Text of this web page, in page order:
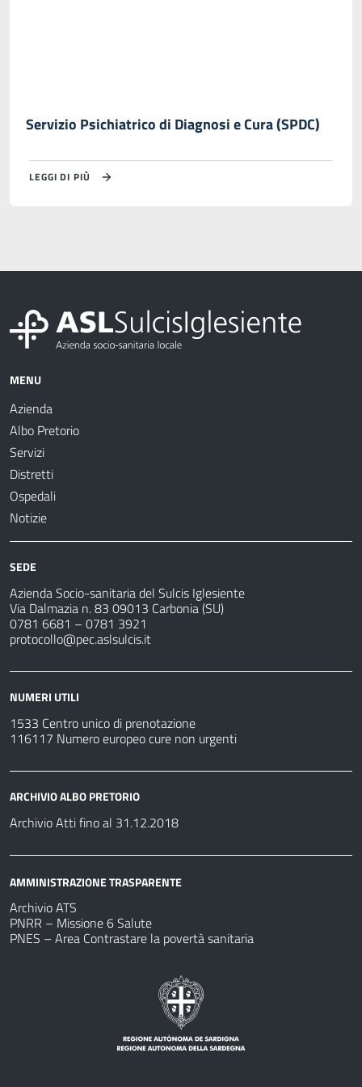
Servizio Psichiatrico di Diagnosi e Cura (SPDC)
LEGGI DI PIÙ
MENU
Azienda
Albo Pretorio
Servizi
Distretti
Ospedali
Notizie
SEDE
Azienda Socio-sanitaria del Sulcis Iglesiente
Via Dalmazia n. 83 09013 Carbonia (SU)
0781 6681 – 0781 3921
protocollo@pec.aslsulcis.it
NUMERI UTILI
1533 Centro unico di prenotazione
116117 Numero europeo cure non urgenti
ARCHIVIO ALBO PRETORIO
Archivio Atti fino al 31.12.2018
AMMINISTRAZIONE TRASPARENTE
Archivio ATS
PNRR – Missione 6 Salute
PNES – Area Contrastare la povertà sanitaria